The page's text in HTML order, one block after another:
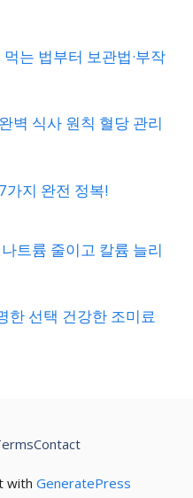
는 법부터 보관법·부작
벽 식사 원칙 혈당 관리
가지 완전 정복!
트륨 줄이고 칼륨 늘리
한 선택 건강한 조미료
with GeneratePress
Contact